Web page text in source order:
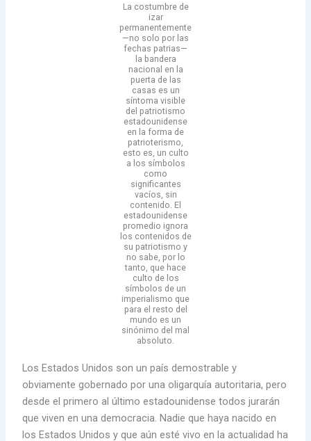
La costumbre de
izar
permanentemente
—no solo por las
fechas patrias—
la bandera
nacional en la
puerta de las
casas es un
síntoma visible
del patriotismo
estadounidense
en la forma de
patrioterismo,
esto es, un culto
a los símbolos
como
significantes
vacíos, sin
contenido. El
estadounidense
promedio ignora
los contenidos de
su patriotismo y
no sabe, por lo
tanto, que hace
culto de los
símbolos de un
imperialismo que
para el resto del
mundo es un
sinónimo del mal
absoluto.
Los Estados Unidos son un país demostrable y
obviamente gobernado por una oligarquía autoritaria, pero
desde el primero al último estadounidense todos jurarán
que viven en una democracia. Nadie que haya nacido en
los Estados Unidos y que aún esté vivo en la actualidad ha